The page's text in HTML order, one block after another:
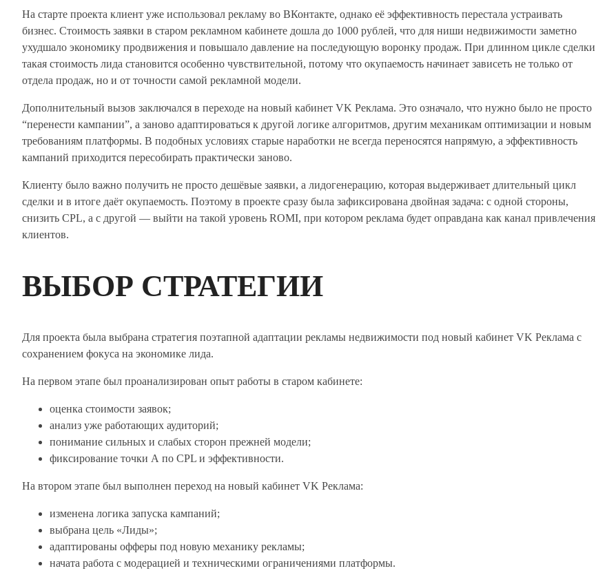
На старте проекта клиент уже использовал рекламу во ВКонтакте, однако её эффективность перестала устраивать
бизнес. Стоимость заявки в старом рекламном кабинете дошла до 1000 рублей, что для ниши недвижимости заметно
ухудшало экономику продвижения и повышало давление на последующую воронку продаж. При длинном цикле сделки
такая стоимость лида становится особенно чувствительной, потому что окупаемость начинает зависеть не только от
отдела продаж, но и от точности самой рекламной модели.
Дополнительный вызов заключался в переходе на новый кабинет VK Реклама. Это означало, что нужно было не просто
“перенести кампании”, а заново адаптироваться к другой логике алгоритмов, другим механикам оптимизации и новым
требованиям платформы. В подобных условиях старые наработки не всегда переносятся напрямую, а эффективность
кампаний приходится пересобирать практически заново.
Клиенту было важно получить не просто дешёвые заявки, а лидогенерацию, которая выдерживает длительный цикл
сделки и в итоге даёт окупаемость. Поэтому в проекте сразу была зафиксирована двойная задача: с одной стороны,
снизить CPL, а с другой — выйти на такой уровень ROMI, при котором реклама будет оправдана как канал привлечения
клиентов.
ВЫБОР СТРАТЕГИИ
Для проекта была выбрана стратегия поэтапной адаптации рекламы недвижимости под новый кабинет VK Реклама с
сохранением фокуса на экономике лида.
На первом этапе был проанализирован опыт работы в старом кабинете:
оценка стоимости заявок;
анализ уже работающих аудиторий;
понимание сильных и слабых сторон прежней модели;
фиксирование точки А по CPL и эффективности.
На втором этапе был выполнен переход на новый кабинет VK Реклама:
изменена логика запуска кампаний;
выбрана цель «Лиды»;
адаптированы офферы под новую механику рекламы;
начата работа с модерацией и техническими ограничениями платформы.